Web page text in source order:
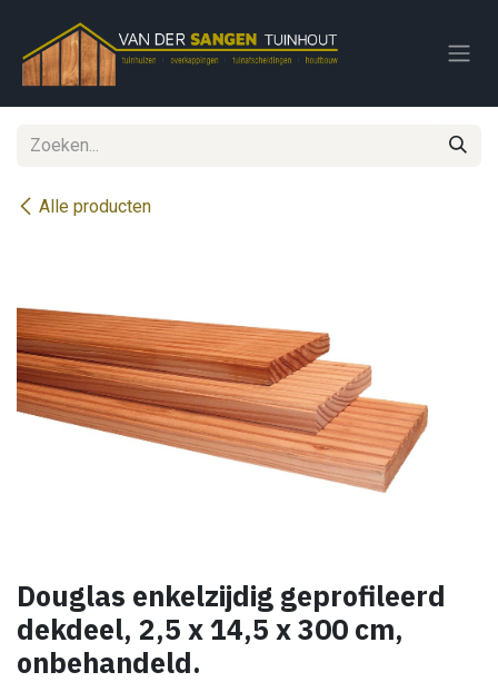
Alle producten
Douglas enkelzijdig geprofileerd
dekdeel, 2,5 x 14,5 x 300 cm,
onbehandeld.